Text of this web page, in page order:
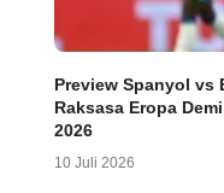
Preview Spanyol vs
Raksasa Eropa
2026
10 Juli 2026